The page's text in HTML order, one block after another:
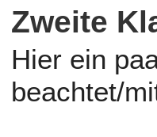
Zweite
Hier ein
beachtet/